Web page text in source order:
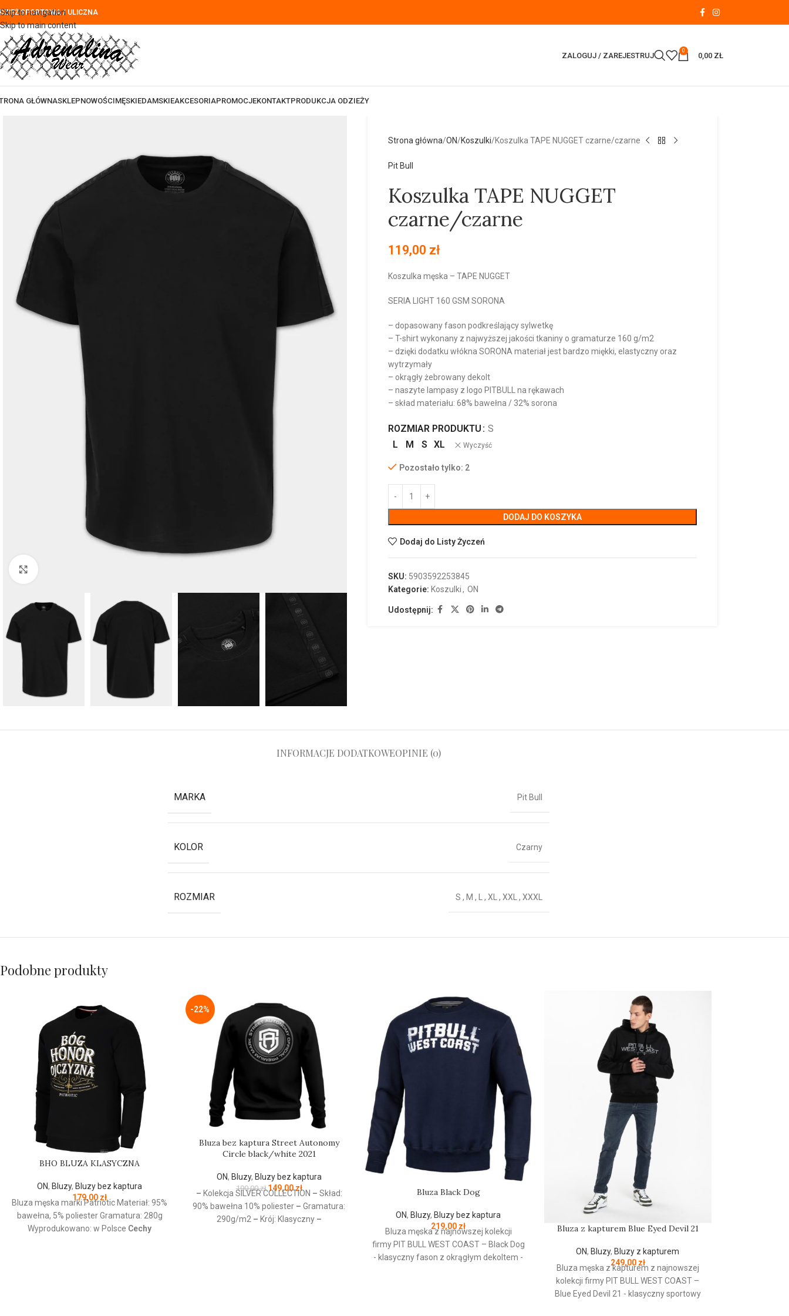
Skip to navigation
Skip to main content
SPORTOWA / ULICZNA
ZALOGUJ / ZAREJESTRUJ
0
0,00 ZŁ
GŁÓWNASKLEPNOWOŚCIMĘSKIEDAMSKIEAKCESORIAPROMOCJEKONTAKTPRODUKCJA ODZIEŻY
Strona główna ON Koszulki Koszulka TAPE NUGGET czarne/czarne
Pit Bull
Koszulka TAPE NUGGET
czarne/czarne
119,00 zł
Koszulka męska – TAPE NUGGET
SERIA LIGHT 160 GSM SORONA
– dopasowany fason podkreślający sylwetkę
– T-shirt wykonany z najwyższej jakości tkaniny o gramaturze 160 g/m2
– dzięki dodatku włókna SORONA materiał jest bardzo miękki, elastyczny oraz
wytrzymały
– okrągły żebrowany dekolt
– naszyte lampasy z logo PITBULL na rękawach
– skład materiału: 68% bawełna / 32% sorona
ROZMIAR PRODUKTU
S
L
M S XL Wyczyść
Pozostało tylko: 2
DODAJ DO KOSZYKA
Dodaj do Listy Życzeń
SKU: 5903592253845
Kategorie: Koszulki, ON
Udostępnij:
INFORMACJE DODATKOWEOPINIE (0)
MARKA Pit Bull
KOLOR Czarny
ROZMIAR S , M , L , XL , XXL , XXXL
Podobne produkty
BHO BLUZA KLASYCZNA
ON, Bluzy, Bluzy bez kaptura
179,00 zł
Bluza męska marki Patriotic Materiał: 95%
bawełna, 5% poliester Gramatura: 280g
Wyprodukowano: w Polsce Cechy
-22%
Bluza bez kaptura Street Autonomy
Circle black/white 2021
ON, Bluzy, Bluzy bez kaptura
190,00zł 149,00zł
– Kolekcja SILVER COLLECTION – Skład:
90% bawełna 10% poliester – Gramatura:
290g/m2 – Krój: Klasyczny –
Bluza Black Dog
ON, Bluzy, Bluzy bez kaptura
219,00 zł
Bluza męska z najnowszej kolekcji
firmy PIT BULL WEST COAST– Black Dog
- klasyczny fason z okrągłym dekoltem -
Bluza z kapturem Blue Eyed Devil 21
ON, Bluzy, Bluzy z kapturem
249,00 zł
Bluza męska z kapturem z najnowszej
kolekcji firmy PIT BULL WEST COAST –
Blue Eyed Devil 21 - klasyczny sportowy